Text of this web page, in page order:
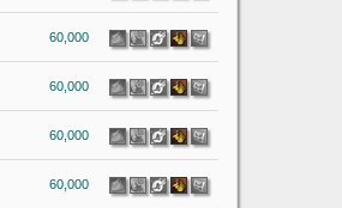
60,000
60,000
60,000
60,000